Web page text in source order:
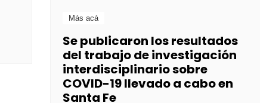
Más acá
Se publicaron los resultados
del trabajo de investigación
interdisciplinario sobre
COVID-19 llevado a cabo en
Santa Fe